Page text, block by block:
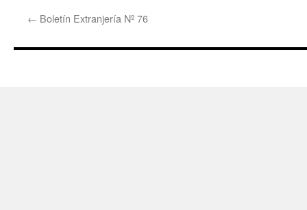
← Boletín Extranjería Nº 76